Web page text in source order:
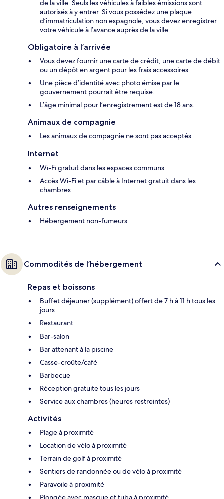
de la ville. Seuls les véhicules à faibles émissions sont
autorisés à y entrer. Si vous possédez une plaque
d’immatriculation non espagnole, vous devez enregistrer
votre véhicule à l’avance auprès de la ville.
Obligatoire à l’arrivée
Vous devez fournir une carte de crédit, une carte de débit
ou un dépôt en argent pour les frais accessoires.
Une pièce d’identité avec photo émise par le
gouvernement pourrait être requise.
L’âge minimal pour l’enregistrement est de 18 ans.
Animaux de compagnie
Les animaux de compagnie ne sont pas acceptés.
Internet
Wi-Fi gratuit dans les espaces communs
Accès Wi-Fi et par câble à Internet gratuit dans les
chambres
Autres renseignements
Hébergement non-fumeurs
Commodités de l’hébergement
Repas et boissons
Buffet déjeuner (supplément) offert de 7 h à 11 h tous les
jours
Restaurant
Bar-salon
Bar attenant à la piscine
Casse-croûte/café
Barbecue
Réception gratuite tous les jours
Service aux chambres (heures restreintes)
Activités
Plage à proximité
Location de vélo à proximité
Terrain de golf à proximité
Sentiers de randonnée ou de vélo à proximité
Paravoile à proximité